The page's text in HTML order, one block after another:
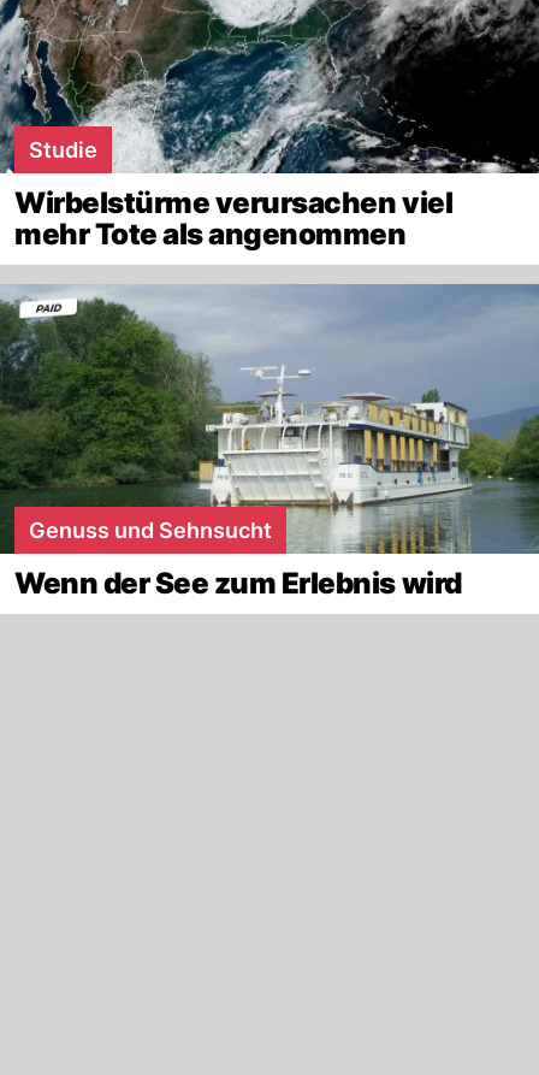
Studie
Wirbelstürme verursachen viel
mehr Tote als angenommen
Genuss und Sehnsucht
Wenn der See zum Erlebnis wird